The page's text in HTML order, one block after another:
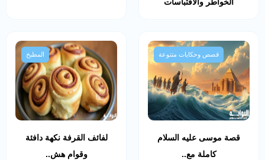
قصص وحكايات متنوعة
قصة موسى عليه السلام
كاملة مع..
المطبخ
لفائف القرفة نكهة دافئة
وقوام هش..